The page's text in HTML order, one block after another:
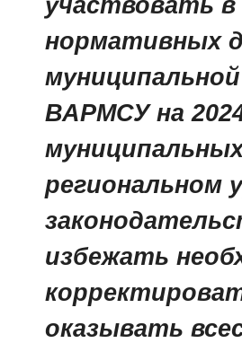
участвовать
нормативных
ВАРМСУ на
региональном
избежать
оказывать